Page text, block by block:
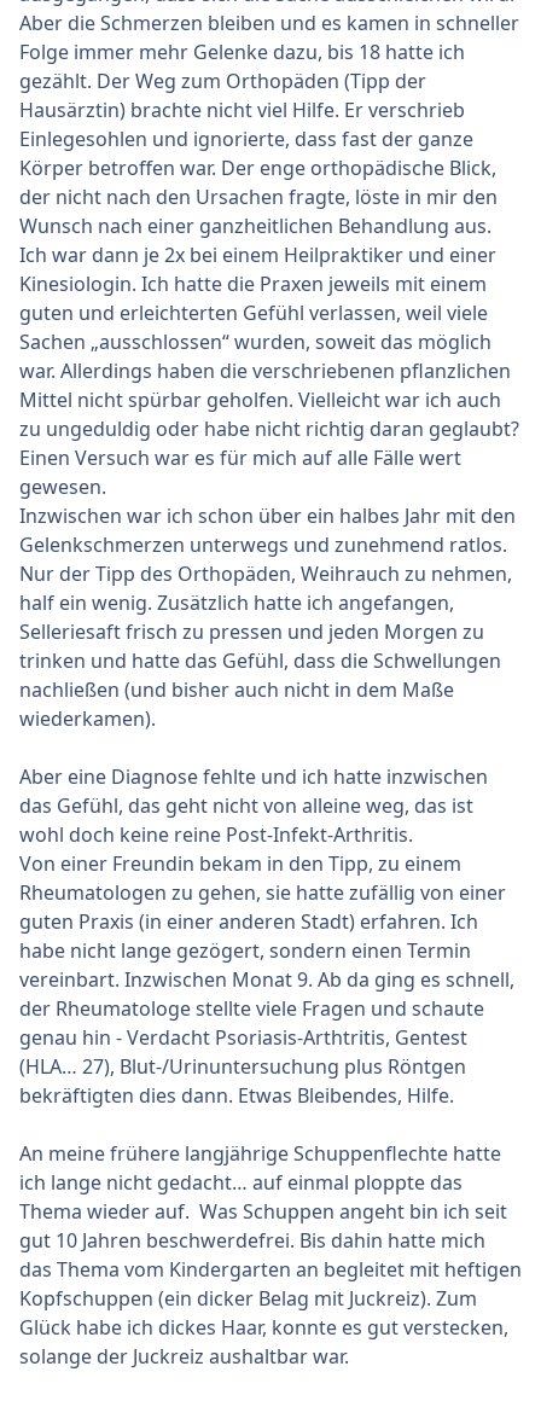
Aber die Schmerzen bleiben und es kamen in schneller
Folge immer mehr Gelenke dazu, bis 18 hatte ich
gezählt. Der Weg zum Orthopäden (Tipp der
Hausärztin) brachte nicht viel Hilfe. Er verschrieb
Einlegesohlen und ignorierte, dass fast der ganze
Körper betroffen war. Der enge orthopädische Blick,
der nicht nach den Ursachen fragte, löste in mir den
Wunsch nach einer ganzheitlichen Behandlung aus.
Ich war dann je 2x bei einem Heilpraktiker und einer
Kinesiologin. Ich hatte die Praxen jeweils mit einem
guten und erleichterten Gefühl verlassen, weil viele
Sachen „ausschlossen“ wurden, soweit das möglich
war. Allerdings haben die verschriebenen pflanzlichen
Mittel nicht spürbar geholfen. Vielleicht war ich auch
zu ungeduldig oder habe nicht richtig daran geglaubt?
Einen Versuch war es für mich auf alle Fälle wert
gewesen.
Inzwischen war ich schon über ein halbes Jahr mit den
Gelenkschmerzen unterwegs und zunehmend ratlos.
Nur der Tipp des Orthopäden, Weihrauch zu nehmen,
half ein wenig. Zusätzlich hatte ich angefangen,
Selleriesaft frisch zu pressen und jeden Morgen zu
trinken und hatte das Gefühl, dass die Schwellungen
nachließen (und bisher auch nicht in dem Maße
wiederkamen).
Aber eine Diagnose fehlte und ich hatte inzwischen
das Gefühl, das geht nicht von alleine weg, das ist
wohl doch keine reine Post-Infekt-Arthritis.
Von einer Freundin bekam in den Tipp, zu einem
Rheumatologen zu gehen, sie hatte zufällig von einer
guten Praxis (in einer anderen Stadt) erfahren. Ich
habe nicht lange gezögert, sondern einen Termin
vereinbart. Inzwischen Monat 9. Ab da ging es schnell,
der Rheumatologe stellte viele Fragen und schaute
genau hin - Verdacht Psoriasis-Arthtritis, Gentest
(HLA… 27), Blut-/Urinuntersuchung plus Röntgen
bekräftigten dies dann. Etwas Bleibendes, Hilfe.
An meine frühere langjährige Schuppenflechte hatte
ich lange nicht gedacht… auf einmal ploppte das
Thema wieder auf. Was Schuppen angeht bin ich seit
gut 10 Jahren beschwerdefrei. Bis dahin hatte mich
das Thema vom Kindergarten an begleitet mit heftigen
Kopfschuppen (ein dicker Belag mit Juckreiz). Zum
Glück habe ich dickes Haar, konnte es gut verstecken,
solange der Juckreiz aushaltbar war.